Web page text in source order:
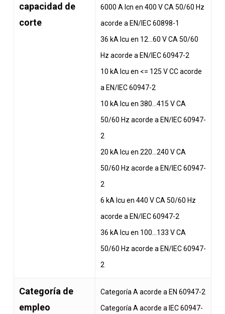
capacidad de
corte
6000 A Icn en 400 V CA 50/60 Hz
acorde a EN/IEC 60898-1
36 kA Icu en 12…60 V CA 50/60
Hz acorde a EN/IEC 60947-2
10 kA Icu en <= 125 V CC acorde
a EN/IEC 60947-2
10 kA Icu en 380…415 V CA
50/60 Hz acorde a EN/IEC 60947-
2
20 kA Icu en 220…240 V CA
50/60 Hz acorde a EN/IEC 60947-
2
6 kA Icu en 440 V CA 50/60 Hz
acorde a EN/IEC 60947-2
36 kA Icu en 100…133 V CA
50/60 Hz acorde a EN/IEC 60947-
2
Categoría de
empleo
Categoría A acorde a EN 60947-2
Categoría A acorde a IEC 60947-